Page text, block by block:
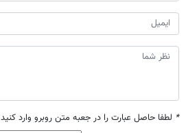
* لطفا حاصل عبارت را در جعبه متن روبرو وارد کنید